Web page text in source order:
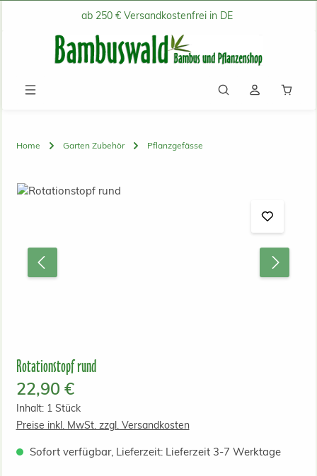
Zum Hauptinhalt springenab 250 € Versandkostenfrei in DE
Home Garten Zubehör Pflanzgefässe
Bildergalerie überspringen
Rotationstopf rund
Regulärer Preis:
22,90 €
Inhalt: 1 Stück
Preise inkl. MwSt. zzgl. Versandkosten
Sofort verfügbar, Lieferzeit: Lieferzeit 3-7 Werktage